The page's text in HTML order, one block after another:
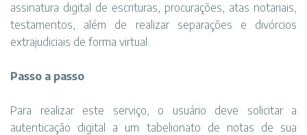
assinatura digital de escrituras, procurações, atas notariais,
testamentos, além de realizar separações e divórcios
extrajudiciais de forma virtual.
Passo a passo
Para realizar este serviço, o usuário deve solicitar a
autenticação digital a um tabelionato de notas de sua